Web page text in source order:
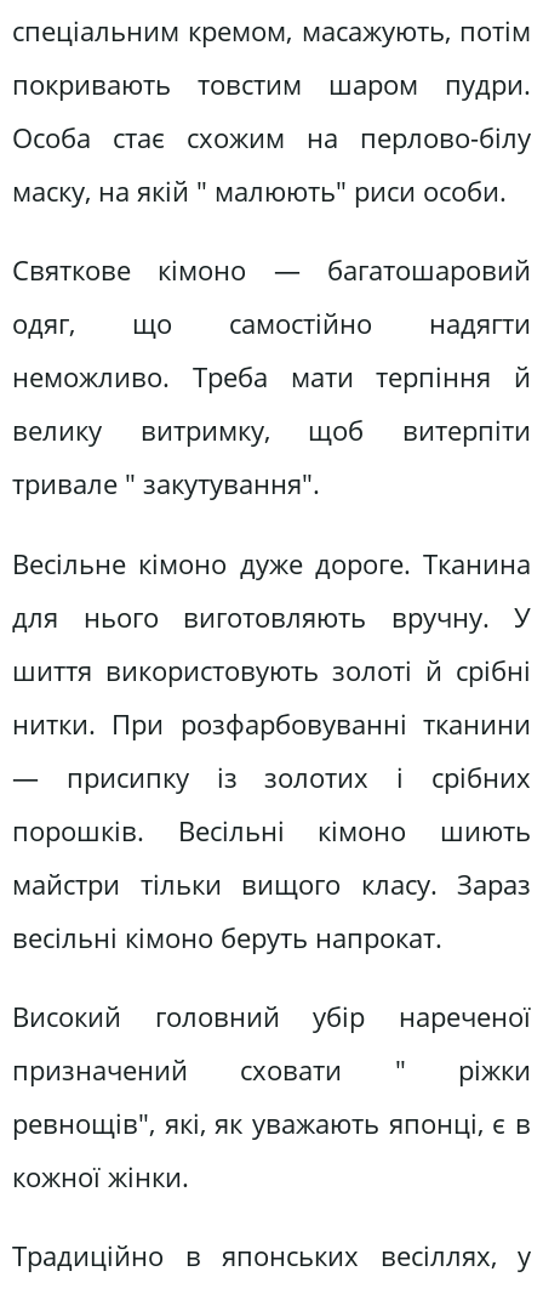
спеціальним кремом, масажують, потім
покривають товстим шаром пудри.
Особа стає схожим на перлово-білу
маску, на якій " малюють" риси особи.
Святкове кімоно — багатошаровий
одяг, що самостійно надягти
неможливо. Треба мати терпіння й
велику витримку, щоб витерпіти
тривале " закутування".
Весільне кімоно дуже дороге. Тканина
для нього виготовляють вручну. У
шиття використовують золоті й срібні
нитки. При розфарбовуванні тканини
— присипку із золотих і срібних
порошків. Весільні кімоно шиють
майстри тільки вищого класу. Зараз
весільні кімоно беруть напрокат.
Високий головний убір нареченої
призначений сховати " ріжки
ревнощів", які, як уважають японці, є в
кожної жінки.
Традиційно в японських весіллях, у